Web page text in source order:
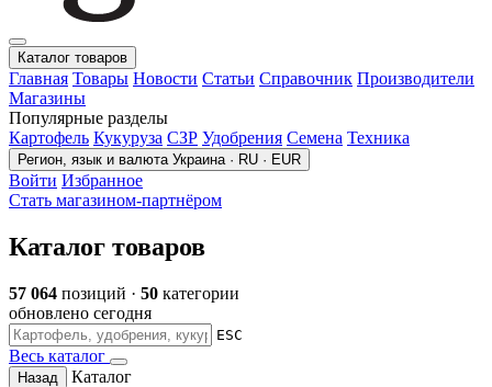
Каталог товаров
Главная Товары Новости Статьи Справочник Производители
Магазины
Популярные разделы
Картофель Кукуруза СЗР Удобрения Семена Техника
Регион, язык и валюта Украина · RU · EUR
Войти Избранное
Стать магазином-партнёром
Каталог товаров
57 064 позиций · 50 категории
обновлено сегодня
ESC
Весь каталог
Назад
Каталог